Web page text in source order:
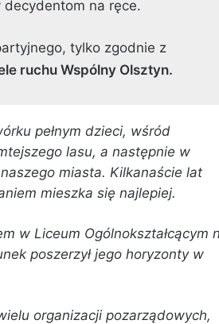
decydentom na ręce.
tylko zgodnie z
ruchu Wspólny Olsztyn.
pełnym dzieci, wśród
lasu, a następnie w
miasta. Kilkanaście lat
mieszka się najlepiej.
w Liceum Ogólnokształcącym
poszerzył jego horyzonty w
organizacji pozarządowych,